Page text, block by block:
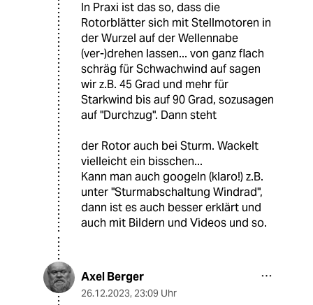
In Praxi ist das so, dass die
Rotorblätter sich mit Stellmotoren in
der Wurzel auf der Wellennabe
(ver-)drehen lassen... von ganz flach
schräg für Schwachwind auf sagen
wir z.B. 45 Grad und mehr für
Starkwind bis auf 90 Grad, sozusagen
auf "Durchzug". Dann steht
der Rotor auch bei Sturm. Wackelt
vielleicht ein bisschen...
Kann man auch googeln (klaro!) z.B.
unter "Sturmabschaltung Windrad",
dann ist es auch besser erklärt und
auch mit Bildern und Videos und so.
Axel Berger
26.12.2023, 23:09 Uhr